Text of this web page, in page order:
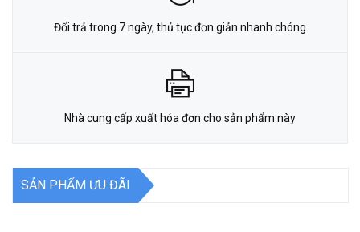
Đổi trả trong 7 ngày, thủ tục đơn giản nhanh chóng
Nhà cung cấp xuất hóa đơn cho sản phẩm này
SẢN PHẨM ƯU ĐÃI